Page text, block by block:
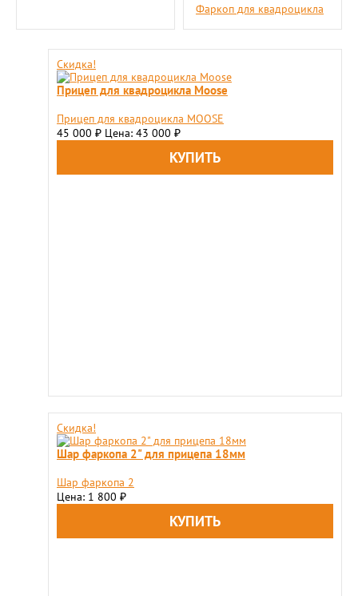
Фаркоп для квадроцикла
Скидка!
Прицеп для квадроцикла Moose
Прицеп для квадроцикла MOOSE
45 000 ₽ Цена: 43 000 ₽
Скидка!
Шар фаркопа 2" для прицепа 18мм
Шар фаркопа 2
Цена: 1 800 ₽